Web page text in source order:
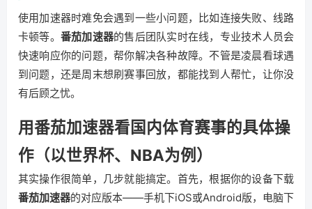
使用加速器时难免会遇到一些小问题，比如连接失败、线路
卡顿等。 番茄加速器的售后团队实时在线，专业技术人员会
快速响应你的问题，帮你解决各种故障。不管是凌晨看球遇
到问题，还是周末想刷赛事回放，都能找到人帮忙，让你没
有后顾之忧。
用番茄加速器看国内体育赛事的具体操
作（以世界杯、NBA为例）
其实操作很简单，几步就能搞定。首先，根据你的设备下载
番茄加速器的对应版本——手机下iOS或Android版，电脑下